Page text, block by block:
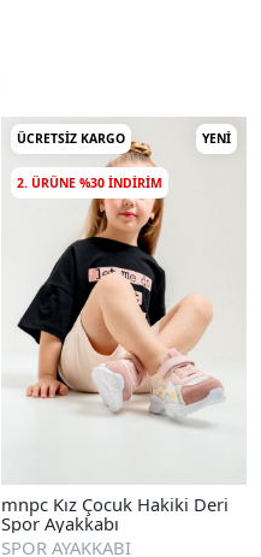
ÜCRETSIZ KARGO YENI
2. ÜRÜNE %30 INDIRIM
mnpc Kız Çocuk Hakiki Deri
Spor Ayakkabı
SPOR AYAKKABI